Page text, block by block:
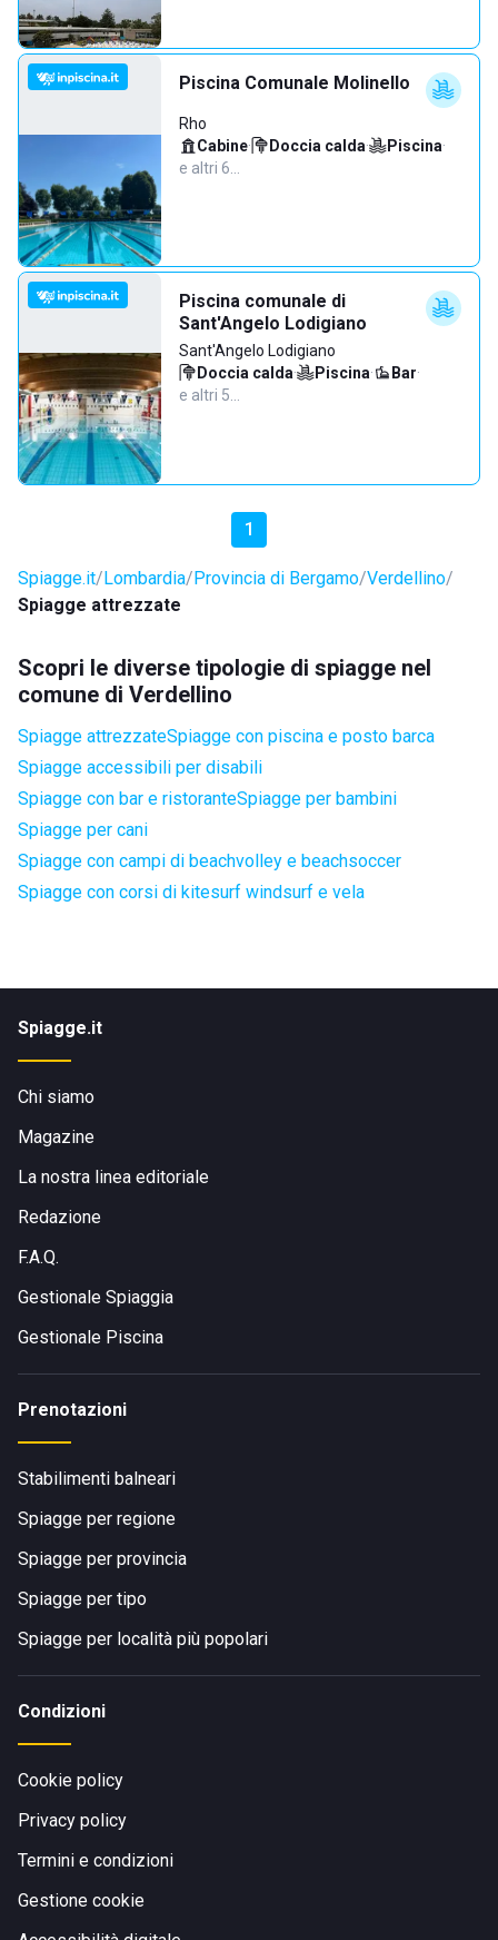
Piscina Comunale Molinello
Rho
Cabine· Doccia calda· Piscina·
e altri 6…
Piscina comunale di
Sant'Angelo Lodigiano
Sant'Angelo Lodigiano
Doccia calda· Piscina· Bar·
e altri 5…
1
Spiagge.it Lombardia Provincia di Bergamo Verdellino
Spiagge attrezzate
Scopri le diverse tipologie di spiagge nel
comune di Verdellino
Spiagge attrezzateSpiagge con piscina e posto barca
Spiagge accessibili per disabili
Spiagge con bar e ristoranteSpiagge per bambini
Spiagge per cani
Spiagge con campi di beachvolley e beachsoccer
Spiagge con corsi di kitesurf windsurf e vela
Spiagge.it
Chi siamo
Magazine
La nostra linea editoriale
Redazione
F.A.Q.
Gestionale Spiaggia
Gestionale Piscina
Prenotazioni
Stabilimenti balneari
Spiagge per regione
Spiagge per provincia
Spiagge per tipo
Spiagge per località più popolari
Condizioni
Cookie policy
Privacy policy
Termini e condizioni
Gestione cookie